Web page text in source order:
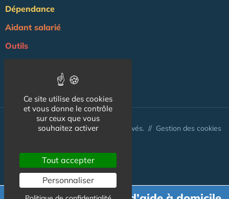
Dépendance
Aidant salarié
Outils
NOS AUTRES SITES :
© Aidant.info 2026 - Tous droits réservés. // Gestion des cookies
Ce site utilise des cookies
et vous donne le contrôle
sur ceux que vous
souhaitez activer
Tout accepter
Personnaliser